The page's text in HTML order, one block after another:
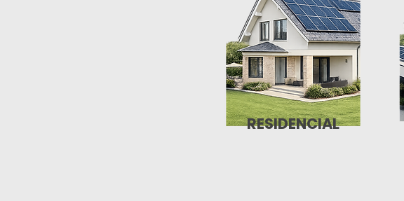
RESIDENCIAL